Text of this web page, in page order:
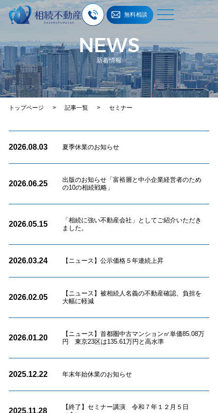
無料相談 メニュー
NEWS
新着情報
トップページ > 記事一覧 > セミナー
2026.08.03 夏季休業のお知らせ
2026.06.25
出版のお知らせ「富裕層と中小企業経営者のため
の10の相続戦略」
2026.05.15
「相続に強い不動産会社」としてご紹介いただき
ました。
2026.03.24 【ニュース】公示価格５年連続上昇
2026.02.05
【ニュース】被相続人名義の不動産確認、負担を
大幅に軽減
2026.01.20
【ニュース】首都圏中古マンション㎡単価85.08万
円 東京23区は135.61万円と高水準
2025.12.22 年末年始休業のお知らせ
2025.11.28
【終了】セミナー講演 令和７年１２月５日